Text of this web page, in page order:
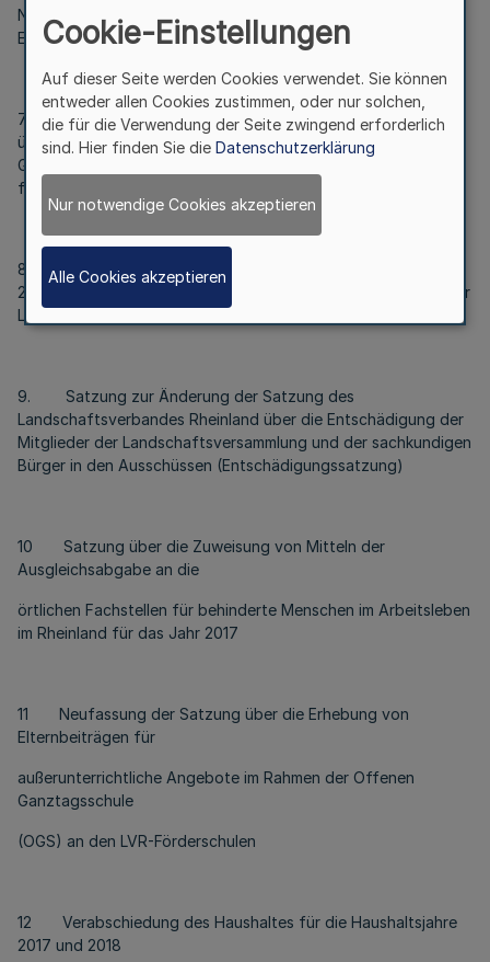
Netze und Beschluss über die Gewinnverwendung sowie die
Entlastung des Betriebsausschusses
7 Schlussbericht des Rechnungsprüfungsausschusses
über die Prüfung des Gesamtabschlusses und des
Gesamtlageberichtes des Landschaftsverbandes Rheinland
für das Haushaltsjahr 2015
8 Bestätigung des Gesamtabschlusses zum 31. Dezember
2015 des Landschaftsverbandes Rheinland und Entlastung der
LVR-Direktorin gemäß § 116 GO NRW
9. Satzung zur Änderung der Satzung des
Landschaftsverbandes Rheinland über die Entschädigung der
Mitglieder der Landschaftsversammlung und der sachkundigen
Bürger in den Ausschüssen (Entschädigungssatzung)
10 Satzung über die Zuweisung von Mitteln der
Ausgleichsabgabe an die
örtlichen Fachstellen für behinderte Menschen im Arbeitsleben
im Rheinland für das Jahr 2017
11 Neufassung der Satzung über die Erhebung von
Elternbeiträgen für
außerunterrichtliche Angebote im Rahmen der Offenen
Ganztagsschule
(OGS) an den LVR-Förderschulen
12 Verabschiedung des Haushaltes für die Haushaltsjahre
2017 und 2018
Cookie-Einstellungen
Auf dieser Seite werden Cookies verwendet. Sie können
entweder allen Cookies zustimmen, oder nur solchen,
die für die Verwendung der Seite zwingend erforderlich
sind. Hier finden Sie die Datenschutzerklärung
Nur notwendige Cookies akzeptieren
Alle Cookies akzeptieren